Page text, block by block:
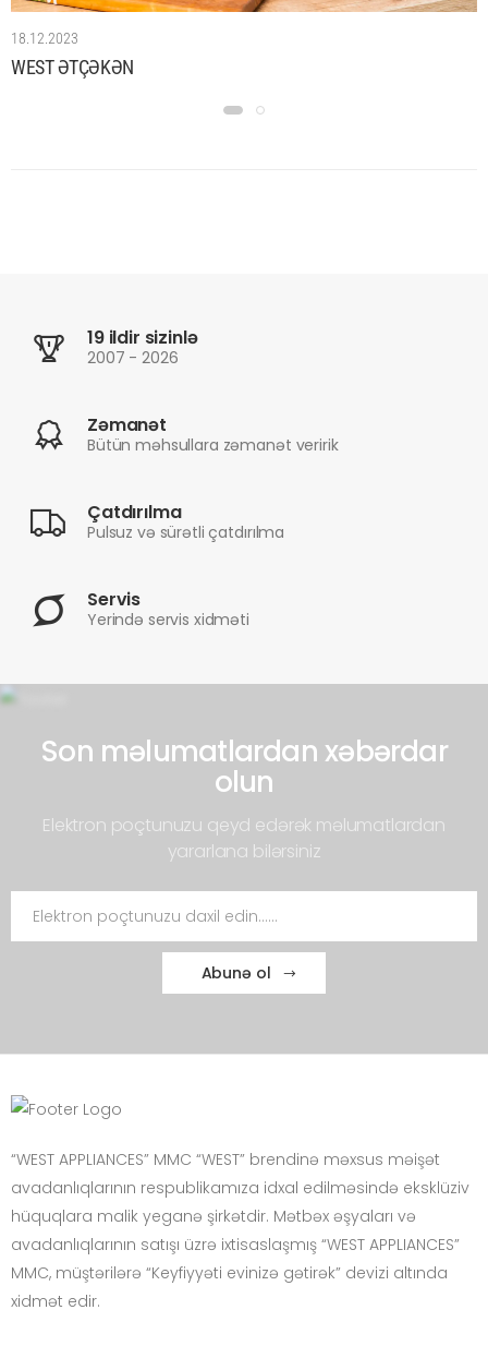
18.12.2023
WEST ƏTÇƏKƏN
19 ildir sizinlə
2007 - 2026
Zəmanət
Bütün məhsullara zəmanət veririk
Çatdırılma
Pulsuz və sürətli çatdırılma
Servis
Yerində servis xidməti
Son məlumatlardan xəbərdar
olun
Elektron poçtunuzu qeyd edərək məlumatlardan
yararlana bilərsiniz
Abunə ol
“WEST APPLIANCES” MMC “WEST” brendinə məxsus məişət
avadanlıqlarının respublikamıza idxal edilməsində eksklüziv
hüquqlara malik yeganə şirkətdir. Mətbəx əşyaları və
avadanlıqlarının satışı üzrə ixtisaslaşmış “WEST APPLIANCES”
MMC, müştərilərə “Keyfiyyəti evinizə gətirək” devizi altında
xidmət edir.